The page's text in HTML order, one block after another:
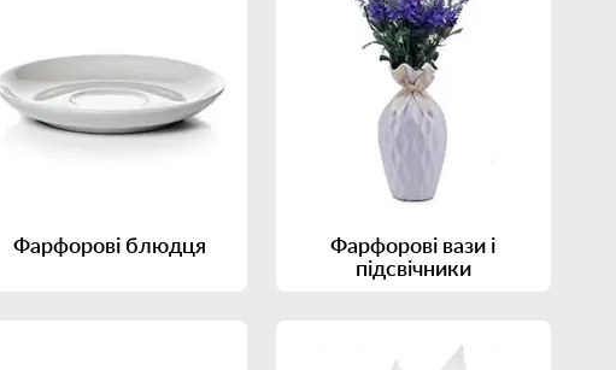
Фарфорові блюдця
Фарфорові вази і
підсвічники